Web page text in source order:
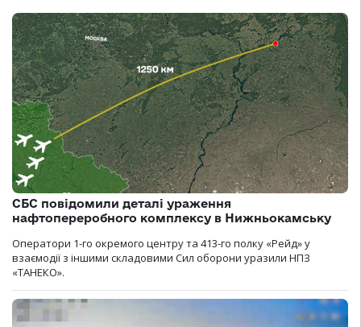
СБС повідомили деталі ураження
нафтопереробного комплексу в Нижньокамську
Оператори 1-го окремого центру та 413-го полку «Рейд» у
взаємодії з іншими складовими Сил оборони уразили НПЗ
«ТАНЕКО».